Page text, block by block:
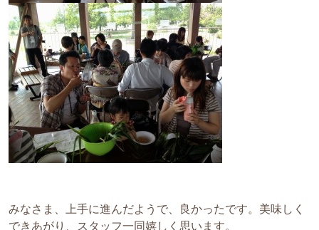
みなさま、上手に進んだようで、良かったです。美味しく
できあがり、スタッフ一同嬉しく思います。